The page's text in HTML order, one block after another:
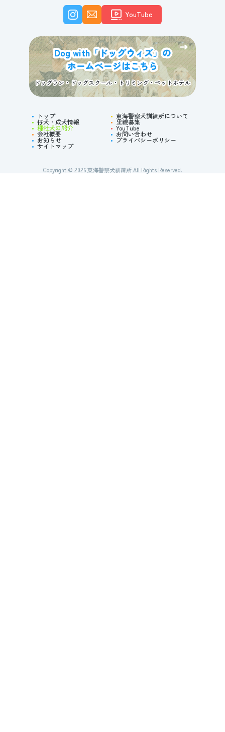
YouTube
Dog with「ドッグウィズ」の
ホームページはこちら
ドッグラン・ドッグスクール・トリミング・ペットホテル
トップ 東海警察犬訓練所について
仔犬・成犬情報 里親募集
種牡犬の紹介 YouTube
会社概要 お問い合わせ
お知らせ プライバシーポリシー
サイトマップ
Copyright © 2026東海警察犬訓練所All Rights Reserved.